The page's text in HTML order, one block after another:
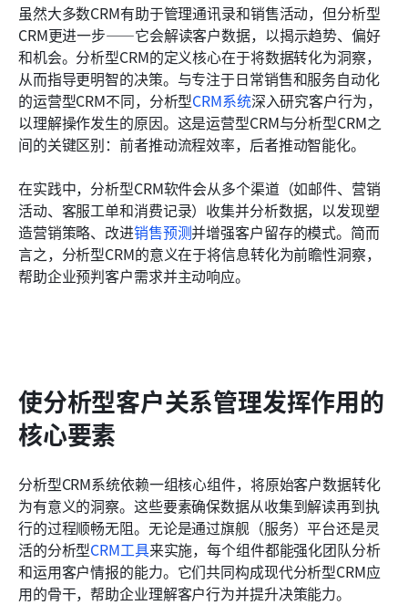
虽然大多数CRM有助于管理通讯录和销售活动，但分析型
CRM更进一步——它会解读客户数据，以揭示趋势、偏好
和机会。分析型CRM的定义核心在于将数据转化为洞察，
从而指导更明智的决策。与专注于日常销售和服务自动化
的运营型CRM不同，分析型CRM系统深入研究客户行为，
以理解操作发生的原因。这是运营型CRM与分析型CRM之
间的关键区别：前者推动流程效率，后者推动智能化。
在实践中，分析型CRM软件会从多个渠道（如邮件、营销
活动、客服工单和消费记录）收集并分析数据，以发现塑
造营销策略、改进销售预测并增强客户留存的模式。简而
言之，分析型CRM的意义在于将信息转化为前瞻性洞察，
帮助企业预判客户需求并主动响应。
使分析型客户关系管理发挥作用的
核心要素
分析型CRM系统依赖一组核心组件，将原始客户数据转化
为有意义的洞察。这些要素确保数据从收集到解读再到执
行的过程顺畅无阻。无论是通过旗舰（服务）平台还是灵
活的分析型CRM工具来实施，每个组件都能强化团队分析
和运用客户情报的能力。它们共同构成现代分析型CRM应
用的骨干，帮助企业理解客户行为并提升决策能力。